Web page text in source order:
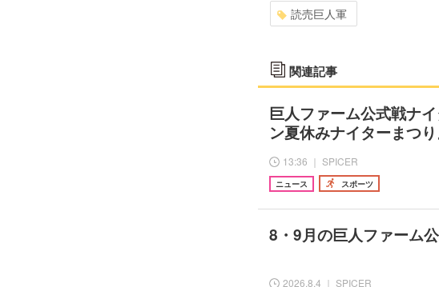
読売巨人軍
関連記事
巨人ファーム公式戦ナ
ン夏休みナイターまつ
13:36 ｜ SPICER
ニュース スポーツ
8・9月の巨人ファーム
2026.8.4 ｜ SPICER